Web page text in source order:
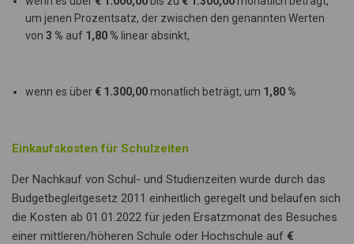
um jenen Prozentsatz, der zwischen den genannten Werten
von 3 % auf 1,80 % linear absinkt,
wenn es über € 1.300,00monatlich beträgt, um 1,80 %
Einkaufskosten für Schulzeiten
Der Nachkauf von Schul- und Studienzeiten wurde durch das
Budgetbegleitgesetz 2011 einheitlich geregelt und belaufen sich
die Kosten ab 01.01.2022 für jeden Ersatzmonat des Besuches
einer mittleren/höheren Schule oder Hochschule auf €